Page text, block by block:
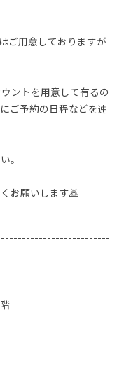
ご用意しておりますが
ントを用意して有るの
ご予約の日程などを連
。
お願いします🙇